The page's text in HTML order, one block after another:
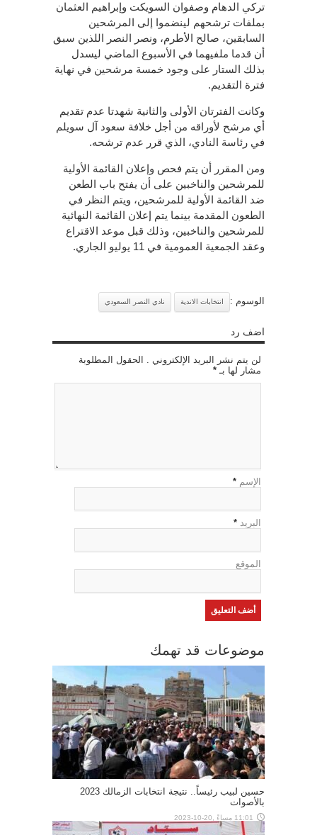
تركي الدهام وصفوان السويكت وإبراهيم العثمان
بملفات ترشحهم لينضموا إلى المرشحين
السابقين، صالح الأطرم، ونصر النصر اللذين سبق
أن قدما ملفيهما في الأسبوع الماضي ليسدل
بذلك الستار على وجود خمسة مرشحين في نهاية
فترة التقديم.
وكانت الفترتان الأولى والثانية شهدتا عدم تقديم
أي مرشح لأوراقه من أجل خلافة سعود آل سويلم
في رئاسة النادي، الذي قرر عدم ترشحه.
ومن المقرر أن يتم فحص وإعلان القائمة الأولية
للمرشحين والناخبين على أن يفتح باب الطعن
ضد القائمة الأولية للمرشحين، ويتم النظر في
الطعون المقدمة بينما يتم إعلان القائمة النهائية
للمرشحين والناخبين، وذلك قبل موعد الاقتراع
وعقد الجمعية العمومية في 11 يوليو الجاري.
الوسوم : انتخابات الاندية نادي النصر السعودي
اضف رد
لن يتم نشر البريد الإلكتروني . الحقول المطلوبة
مشار لها بـ *
الإسم *
البريد *
الموقع
موضوعات قد تهمك
حسين لبيب رئيساً.. نتيجة انتخابات الزمالك 2023
بالأصوات
11:01 مساءً ,20-10-2023